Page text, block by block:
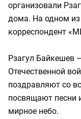
организовали
дома. На одном
корреспондент
Рзагул Байкешев
Отечественной
поздравляют со
посвящают песни
мирное небо.